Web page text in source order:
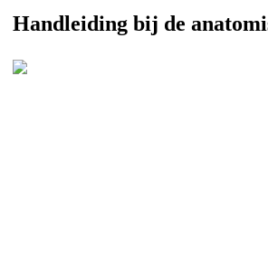
Handleiding bij de